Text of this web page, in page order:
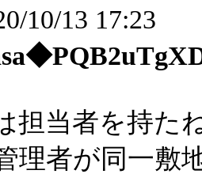
10/13 17:23
担当者を持た
理者が同一敷